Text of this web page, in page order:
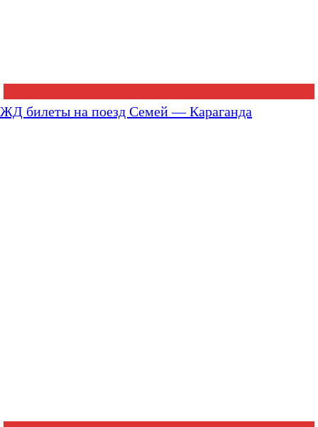
ЖД билеты на поезд Семей — Караганда